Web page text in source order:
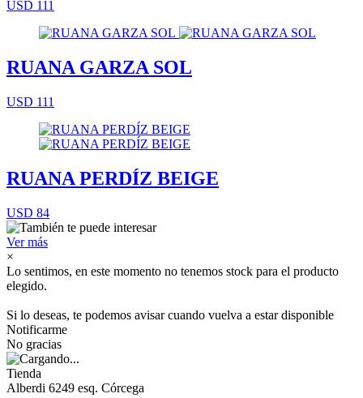
USD 111
RUANA GARZA SOL
USD 111
RUANA PERDÍZ BEIGE
USD 84
Ver más
×
Lo sentimos, en este momento no tenemos stock para el producto
elegido.
Si lo deseas, te podemos avisar cuando vuelva a estar disponible
Notificarme
No gracias
Tienda
Alberdi 6249 esq. Córcega